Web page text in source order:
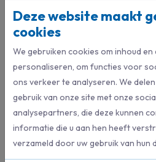
Specificaties
Artikelnummer
Inhoud
Deze website maakt
cookies
We gebruiken cookies om inhoud
personaliseren, om functies voor
ons verkeer te analyseren. We
gebruik van onze site met onze
analysepartners, die deze kunnen
informatie die u aan hen heeft
verzameld door uw gebruik van hun